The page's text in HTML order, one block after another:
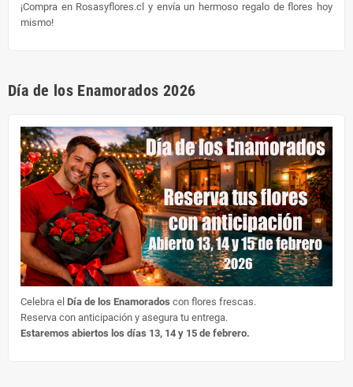
¡Compra en Rosasyflores.cl y envía un hermoso regalo de flores hoy
mismo!
Día de los Enamorados 2026
Celebra el Día de los Enamorados con flores frescas.
Reserva con anticipación y asegura tu entrega.
Estaremos abiertos los días 13, 14 y 15 de febrero.